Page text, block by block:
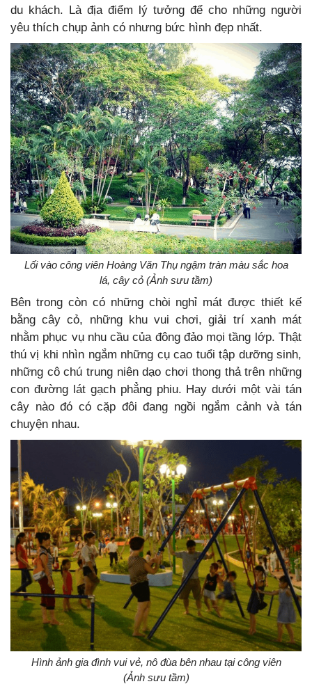
du khách. Là địa điểm lý tưởng để cho những người
yêu thích chụp ảnh có nhưng bức hình đẹp nhất.
Lối vào công viên Hoàng Văn Thụ ngậm tràn màu sắc hoa
lá, cây cỏ (Ảnh sưu tầm)
Bên trong còn có những chòi nghỉ mát được thiết kế
bằng cây cỏ, những khu vui chơi, giải trí xanh mát
nhằm phục vụ nhu cầu của đông đảo mọi tầng lớp. Thật
thú vị khi nhìn ngắm những cụ cao tuổi tập dưỡng sinh,
những cô chú trung niên dạo chơi thong thả trên những
con đường lát gạch phẳng phiu. Hay dưới một vài tán
cây nào đó có cặp đôi đang ngồi ngắm cảnh và tán
chuyện nhau.
Hình ảnh gia đình vui vẻ, nô đùa bên nhau tại công viên
(Ảnh sưu tầm)